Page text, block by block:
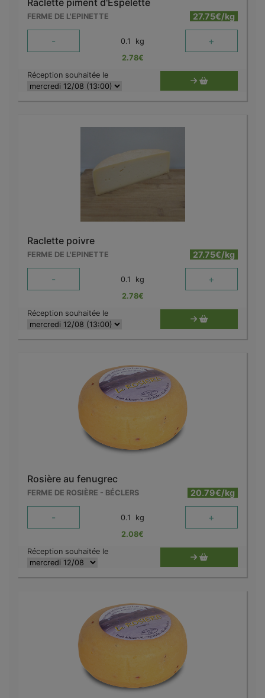
Raclette piment d'Espelette
FERME DE L'EPINETTE 27.75€/kg
- 0.1 kg +
2.78€
Réception souhaitée le
Raclette poivre
FERME DE L'EPINETTE 27.75€/kg
- 0.1 kg +
2.78€
Réception souhaitée le
Rosière au fenugrec
FERME DE ROSIÈRE - BÉCLERS 20.79€/kg
- 0.1 kg +
2.08€
Réception souhaitée le